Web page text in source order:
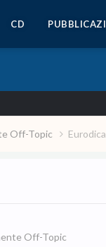
CD
Off-Topic
Off-Topic